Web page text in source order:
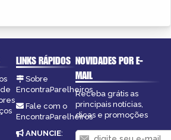
LINKS RÁPIDOS
Sobre
EncontraParelheiros
Fale com o
EncontraParelheiros
ANUNCIE:
NOVIDADES POR E-
MAIL
Receba grátis as
principais notícias,
dicas e promoções